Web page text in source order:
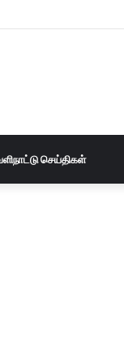
பழைய தோசக்கல்லை பள
செய்திகள்